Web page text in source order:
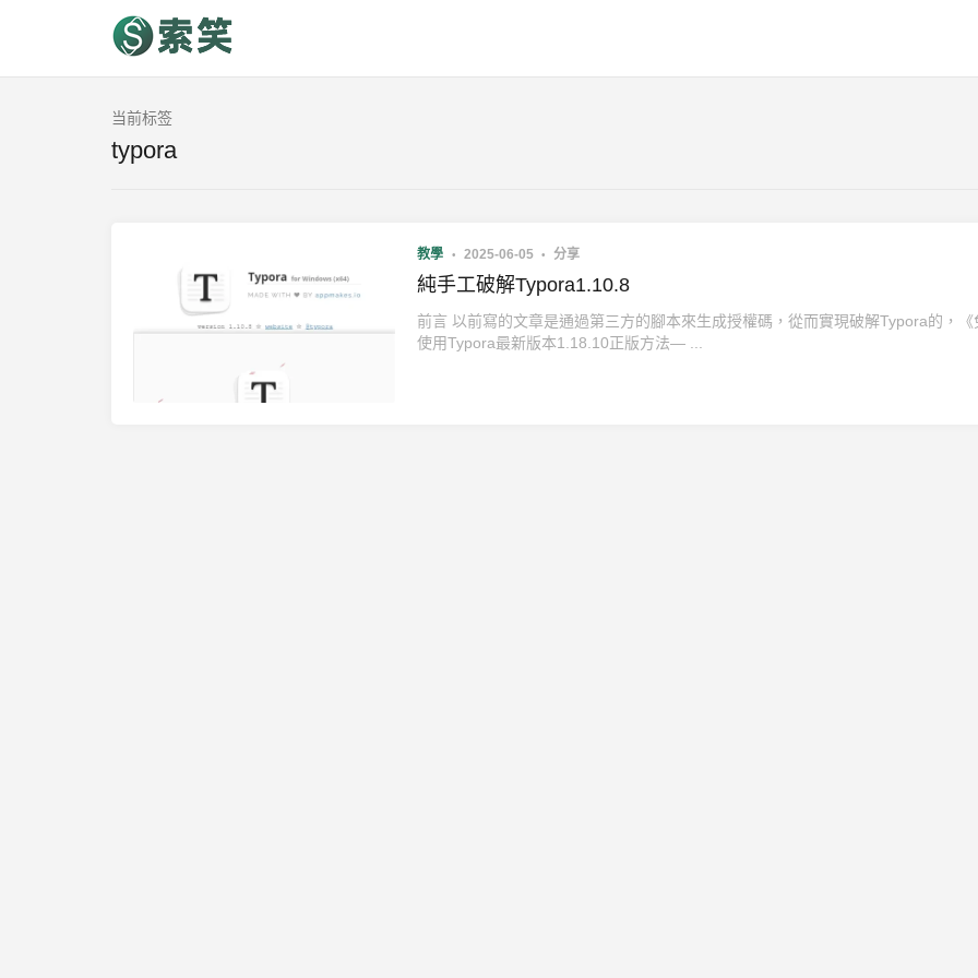
当前标签
typora
教學 2025-06-05 分享
純手工破解Typora1.10.8
前言 以前寫的文章是通過第三方的腳本來生成授權碼，從而實現破解Typora的，《
使用Typora最新版本1.18.10正版方法— ...